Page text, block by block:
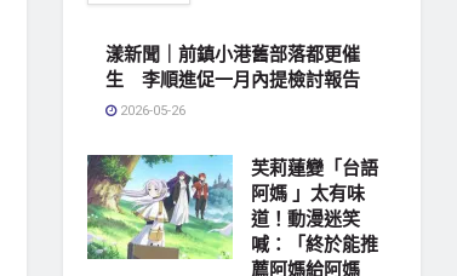
漾新聞｜前鎮小港舊部落都更催
生 李順進促一月內提檢討報告
2026-05-26
芙莉蓮變「台語
阿媽 」太有味
道！動漫迷笑
喊：「終於能推
薦阿媽給阿媽